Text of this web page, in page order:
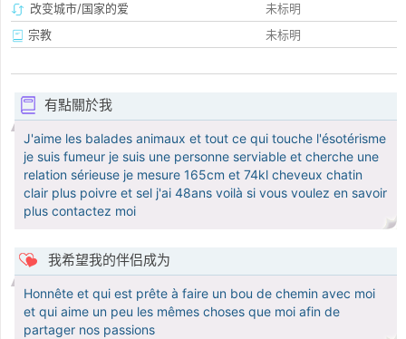
改变城市/国家的爱
未标明
宗教
未标明
有點關於我
J'aime les balades animaux et tout ce qui touche l'ésotérisme
je suis fumeur je suis une personne serviable et cherche une
relation sérieuse je mesure 165cm et 74kl cheveux chatin
clair plus poivre et sel j'ai 48ans voilà si vous voulez en savoir
plus contactez moi
我希望我的伴侣成为
Honnête et qui est prête à faire un bou de chemin avec moi
et qui aime un peu les mêmes choses que moi afin de
partager nos passions